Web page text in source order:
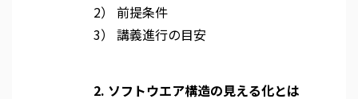
2） 前提条件
3） 講義進行の目安
2. ソフトウエア構造の見える化とは